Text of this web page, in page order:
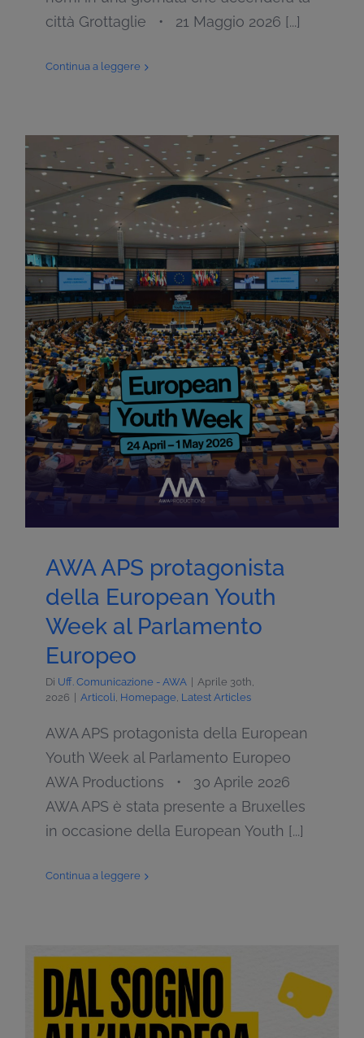
città Grottaglie • 21 Maggio 2026 [...]
Continua a leggere
AWA APS protagonista
della European Youth
Week al Parlamento
Europeo
Di Uff. Comunicazione - AWA
Aprile 30th,
2026
Articoli, Homepage, Latest Articles
AWA APS protagonista della European
Youth Week al Parlamento Europeo
AWA Productions • 30 Aprile 2026
AWA APS è stata presente a Bruxelles
in occasione della European Youth [...]
Continua a leggere